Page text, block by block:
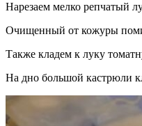
Нарезаем мелко репчатый
Очищенный от кожуры
Также кладем к луку
На дно большой кастрюли